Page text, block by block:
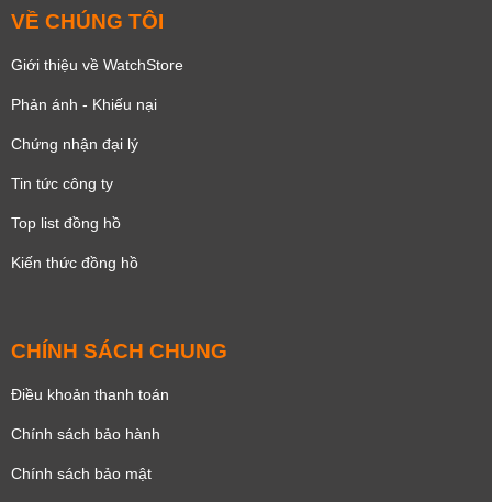
VỀ CHÚNG TÔI
Giới thiệu về WatchStore
Phản ánh - Khiếu nại
Chứng nhận đại lý
Tin tức công ty
Top list đồng hồ
Kiến thức đồng hồ
CHÍNH SÁCH CHUNG
Điều khoản thanh toán
Chính sách bảo hành
Chính sách bảo mật